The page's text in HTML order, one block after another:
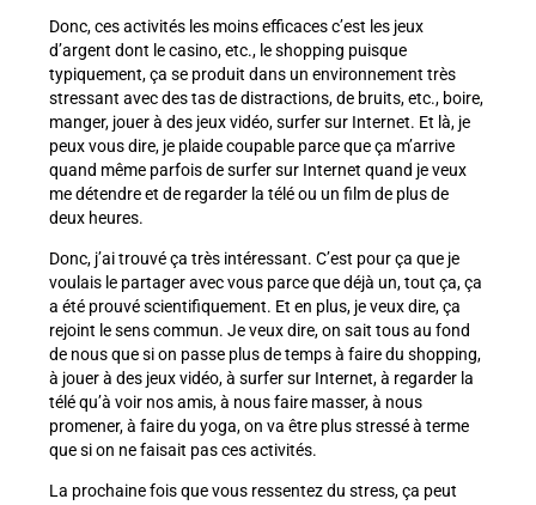
Donc, ces activités les moins efficaces c’est les jeux
d’argent dont le casino, etc., le shopping puisque
typiquement, ça se produit dans un environnement très
stressant avec des tas de distractions, de bruits, etc., boire,
manger, jouer à des jeux vidéo, surfer sur Internet. Et là, je
peux vous dire, je plaide coupable parce que ça m’arrive
quand même parfois de surfer sur Internet quand je veux
me détendre et de regarder la télé ou un film de plus de
deux heures.
Donc, j’ai trouvé ça très intéressant. C’est pour ça que je
voulais le partager avec vous parce que déjà un, tout ça, ça
a été prouvé scientifiquement. Et en plus, je veux dire, ça
rejoint le sens commun. Je veux dire, on sait tous au fond
de nous que si on passe plus de temps à faire du shopping,
à jouer à des jeux vidéo, à surfer sur Internet, à regarder la
télé qu’à voir nos amis, à nous faire masser, à nous
promener, à faire du yoga, on va être plus stressé à terme
que si on ne faisait pas ces activités.
La prochaine fois que vous ressentez du stress, ça peut